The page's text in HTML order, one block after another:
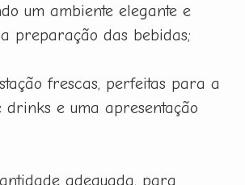
um ambiente elegante e
preparação das bebidas;
frescas, perfeitas para a
drinks e uma apresentação
adequada, para